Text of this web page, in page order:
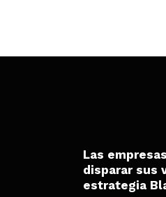
Las
disparar sus
estrategia